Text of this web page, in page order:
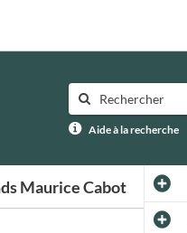
Aide à la recherche
Maurice Cabot